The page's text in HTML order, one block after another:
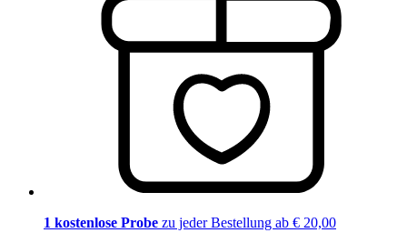
1 kostenlose Probe zu jeder Bestellung ab € 20,00